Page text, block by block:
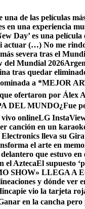
de las películas
en una experiencia
Day’ es una
i actuar (…) No me
severa tras el
del Mundial 2026
tras quedar
a *MEJOR
que ofertaron por Álex
DEL MUNDO¿Fue
onlineLG
canción en un
lleva su
el arte en
que estuvo
el AztecaEl supuesto
SHOW» LLEGA A
y dónde ver
vio la tarjeta
en la cancha pero